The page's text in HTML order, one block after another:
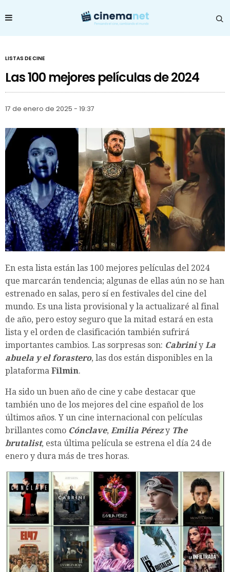
LISTAS DE CINE
Las 100 mejores películas de 2024
17 de enero de 2025 - 19:37
En esta lista están las 100 mejores películas del 2024
que marcarán tendencia; algunas de ellas aún no se han
estrenado en salas, pero sí en festivales del cine del
mundo. Es una lista provisional y la actualizaré al final
de año, pero estoy seguro que la mitad estará en esta
lista y el orden de clasificación también sufrirá
importantes cambios. Las sorpresas son: Cabrini y La
abuela y el forastero, las dos están disponibles en la
plataforma Filmin.
Ha sido un buen año de cine y cabe destacar que
también uno de los mejores del cine español de los
últimos años. Y un cine internacional con películas
brillantes como Cónclave, Emilia Pérezy The
brutalist, esta última película se estrena el día 24 de
enero y dura más de tres horas.